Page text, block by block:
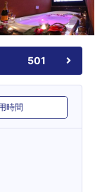
501
時間